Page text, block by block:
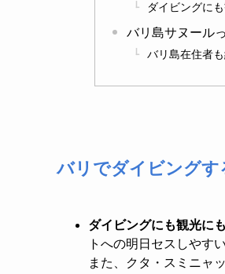
ダイビングに
バリ島サヌール
バリ島在住者
バリでダイビングす
ダイビングにも観光に
トへの明日セスしやす
また、クタ・スミニャ